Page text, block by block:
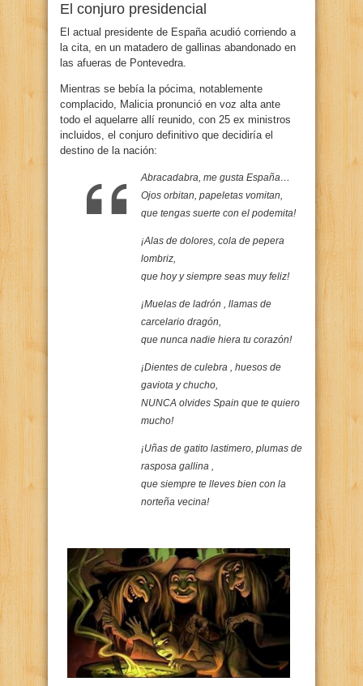
El conjuro presidencial
El actual presidente de España acudió corriendo a
la cita, en un matadero de gallinas abandonado en
las afueras de Pontevedra.
Mientras se bebía la pócima, notablemente
complacido, Malicia pronunció en voz alta ante
todo el aquelarre allí reunido, con 25 ex ministros
incluidos, el conjuro definitivo que decidiría el
destino de la nación:
Abracadabra, me gusta España…
Ojos orbitan, papeletas vomitan,
que tengas suerte con el podemita!
¡Alas de dolores, cola de pepera
lombriz,
que hoy y siempre seas muy feliz!
¡Muelas de ladrón , llamas de
carcelario dragón,
que nunca nadie hiera tu corazón!
¡Dientes de culebra , huesos de
gaviota y chucho,
NUNCA olvides Spain que te quiero
mucho!
¡Uñas de gatito lastimero, plumas de
rasposa gallina ,
que siempre te lleves bien con la
norteña vecina!